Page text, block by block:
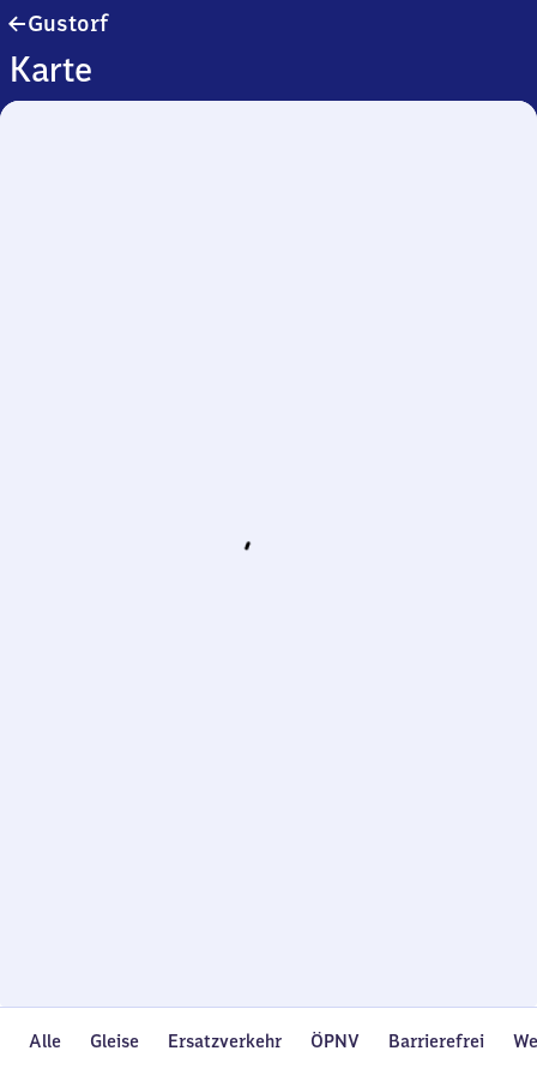
GustorfGustorf
Karte
Alle Gleise Ersatzverkehr ÖPNV Barrierefrei